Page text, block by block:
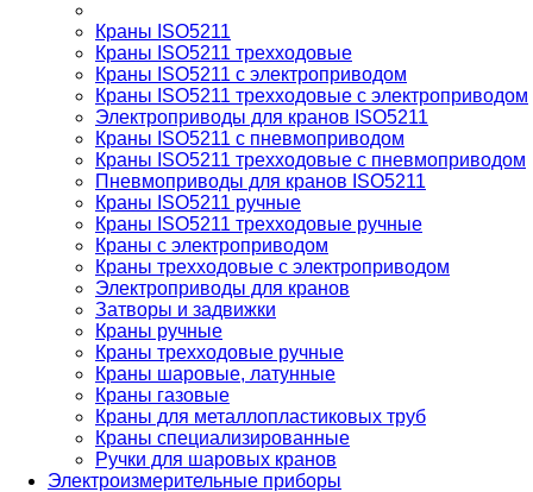
Краны ISO5211
Краны ISO5211 трехходовые
Краны ISO5211 с электроприводом
Краны ISO5211 трехходовые с электроприводом
Электроприводы для кранов ISO5211
Краны ISO5211 с пневмоприводом
Краны ISO5211 трехходовые с пневмоприводом
Пневмоприводы для кранов ISO5211
Краны ISO5211 ручные
Краны ISO5211 трехходовые ручные
Краны с электроприводом
Краны трехходовые с электроприводом
Электроприводы для кранов
Затворы и задвижки
Краны ручные
Краны трехходовые ручные
Краны шаровые, латунные
Краны газовые
Краны для металлопластиковых труб
Краны специализированные
Ручки для шаровых кранов
Электроизмерительные приборы